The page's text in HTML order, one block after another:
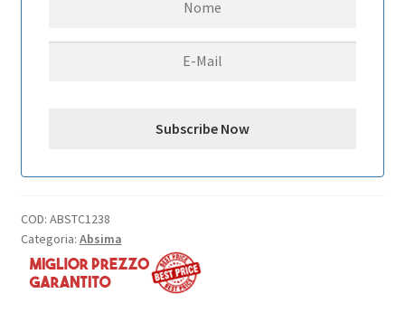
COD: ABSTC1238
Categoria: Absima